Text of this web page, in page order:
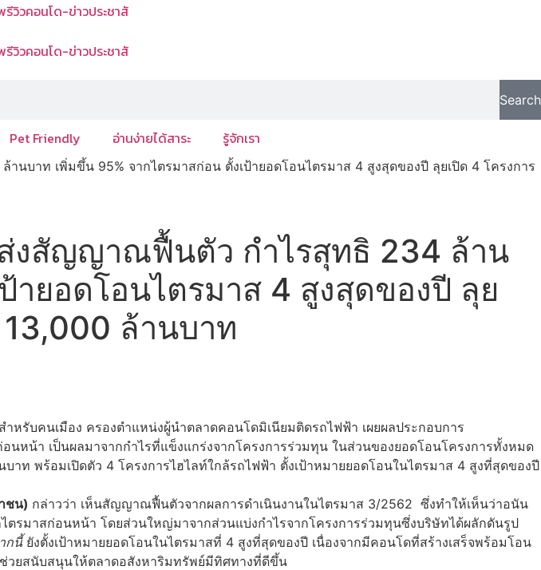
Search
Pet Friendly อ่านง่ายได้สาระ
รู้จักเรา
บาท เพิ่มขึ้น 95% จากไตรมาสก่อน ตั้งเป้ายอดโอนไตรมาส 4 สูงสุดของปี ลุยเปิด 4 โครงการ
งสัญญาณฟื้นตัว กำไรสุทธิ 234 ล้าน
ายอดโอนไตรมาส 4 สูงสุดของปี ลุย
ล้านบาท
รับคนเมือง ครองตำแหน่งผู้นำตลาดคอนโดมิเนียมติดรถไฟฟ้า เผยผลประกอบการ
น้า เป็นผลมาจากกำไรที่แข็งแกร่งจากโครงการร่วมทุน ในส่วนของยอดโอนโครงการทั้งหมด
ท พร้อมเปิดตัว 4 โครงการไฮไลท์ใกล้รถไฟฟ้า ตั้งเป้าหมายยอดโอนในไตรมาส 4 สูงที่สุดของปี
ชน) กล่าวว่า เห็นสัญญาณฟื้นตัวจากผลการดำเนินงานในไตรมาส 3/2562 ซึ่งทำให้เห็นว่าอนัน
รมาสก่อนหน้า โดยส่วนใหญ่มาจากส่วนแบ่งกำไรจากโครงการร่วมทุนซึ่งบริษัทได้ผลักดันรูป
กนี้ ยังตั้งเป้าหมายยอดโอนในไตรมาสที่ 4 สูงที่สุดของปี เนื่องจากมีคอนโดที่สร้างเสร็จพร้อมโอน
วยสนับสนุนให้ตลาดอสังหาริมทรัพย์มีทิศทางที่ดีขึ้น